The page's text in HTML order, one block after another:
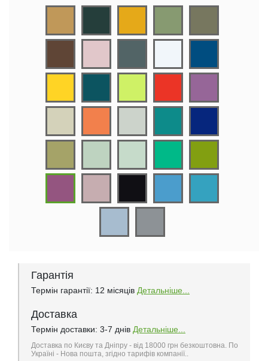
Гарантія
Термін гарантії: 12 місяців Детальніше...
Доставка
Термін доставки: 3-7 днів Детальніше...
Доставка по Києву та Дніпру - від 18000 грн безкоштовна. По
Україні - Нова пошта, згідно тарифів компанії..